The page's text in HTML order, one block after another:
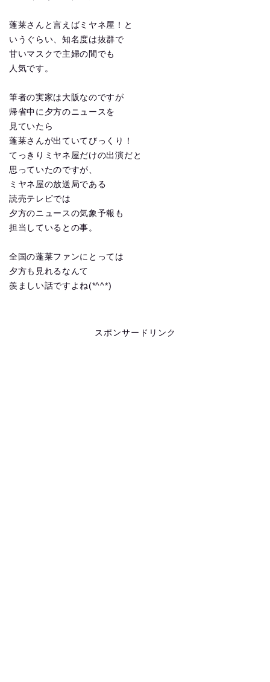
蓬莱さんと言えばミヤネ屋！と
いうぐらい、知名度は抜群で
甘いマスクで主婦の間でも
人気です。
筆者の実家は大阪なのですが
帰省中に夕方のニュースを
見ていたら
蓬莱さんが出ていてびっくり！
てっきりミヤネ屋だけの出演だと
思っていたのですが、
ミヤネ屋の放送局である
読売テレビでは
夕方のニュースの気象予報も
担当しているとの事。
全国の蓬莱ファンにとっては
夕方も見れるなんて
羨ましい話ですよね(*^^*)
スポンサードリンク